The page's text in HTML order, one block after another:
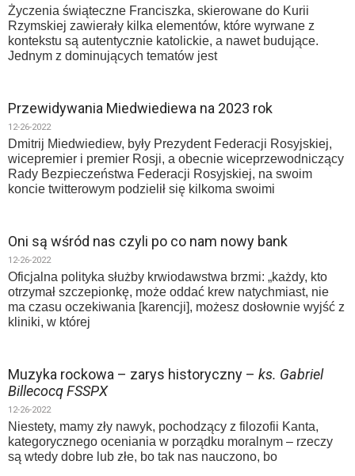
Życzenia świąteczne Franciszka, skierowane do Kurii
Rzymskiej zawierały kilka elementów, które wyrwane z
kontekstu są autentycznie katolickie, a nawet budujące.
Jednym z dominujących tematów jest
Przewidywania Miedwiediewa na 2023 rok
12-26-2022
Dmitrij Miedwiediew, były Prezydent Federacji Rosyjskiej,
wicepremier i premier Rosji, a obecnie wiceprzewodniczący
Rady Bezpieczeństwa Federacji Rosyjskiej, na swoim
koncie twitterowym podzielił się kilkoma swoimi
Oni są wśród nas czyli po co nam nowy bank
12-26-2022
Oficjalna polityka służby krwiodawstwa brzmi: „każdy, kto
otrzymał szczepionkę, może oddać krew natychmiast, nie
ma czasu oczekiwania [karencji], możesz dosłownie wyjść z
kliniki, w której
Muzyka rockowa – zarys historyczny – ks. Gabriel
Billecocq FSSPX
12-26-2022
Niestety, mamy zły nawyk, pochodzący z filozofii Kanta,
kategorycznego oceniania w porządku moralnym – rzeczy
są wtedy dobre lub złe, bo tak nas nauczono, bo